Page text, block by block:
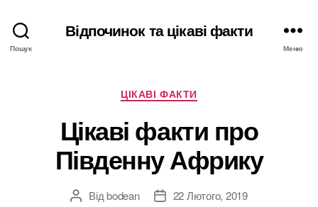
Пошук
Відпочинок та цікаві факти
Меню
Категорії
ЦІКАВІ ФАКТИ
Цікаві факти про
Південну Африку
Автор
Відbodean
Дата22 Лютого, 2019